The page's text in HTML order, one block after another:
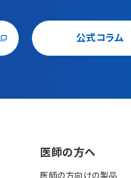
公式コラム
医師の⽅へ
医師の方向けの製品